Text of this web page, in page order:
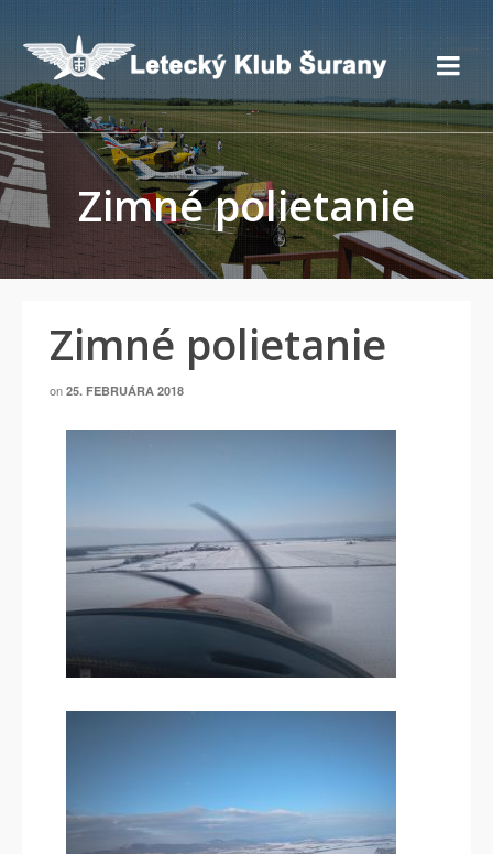
Zimné polietanie
Zimné polietanie
on 25. FEBRUÁRA 2018